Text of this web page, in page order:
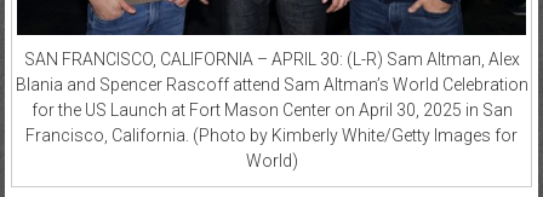
SAN FRANCISCO, CALIFORNIA – APRIL 30: (L-R) Sam Altman, Alex
Blania and Spencer Rascoff attend Sam Altman’s World Celebration
for the US Launch at Fort Mason Center on April 30, 2025 in San
Francisco, California. (Photo by Kimberly White/Getty Images for
World)